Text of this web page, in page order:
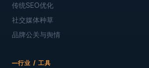
传统SEO优化
社交媒体种草
品牌公关与舆情
行业 / 工具